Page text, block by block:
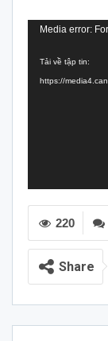
Trình
Video
Media error:
Tải về tập tin:
https://
220
Share